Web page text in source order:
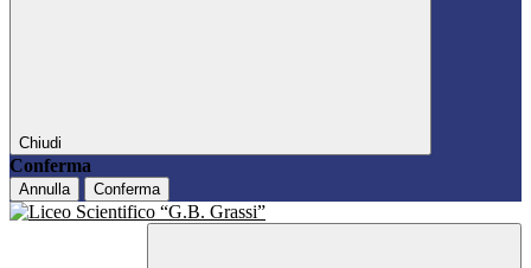
Chiudi
Conferma
Annulla Conferma